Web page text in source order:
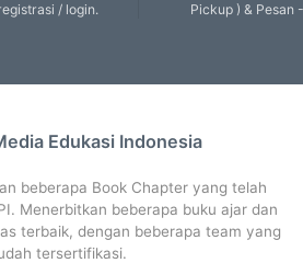
/ login.
Pickup ) & Pesan
Edukasi Indonesia
beberapa Book Chapter yang telah
Menerbitkan beberapa buku ajar dan
terbaik, dengan beberapa team yang
tersertifikasi.